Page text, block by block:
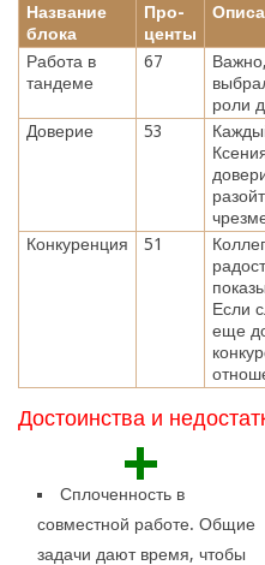
Название
блока
Про-
центы
Работа в
тандеме
67
роли
Доверие
53
Конкуренция
51
Если
еще
Достоинства и
+
Сплоченность в
совместной работе. Общие
задачи дают время, чтобы